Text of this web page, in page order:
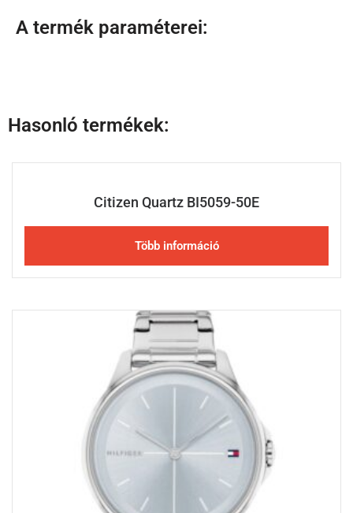
A termék paraméterei:
Hasonló termékek:
Citizen Quartz BI5059-50E
Több információ